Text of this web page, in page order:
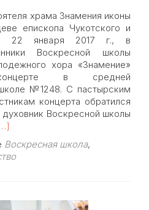
храма Знамения иконы
епископа Чукотского и
22 января 2017 г., в
Воскресной школы
хора «Знамение»
в средней
№1248. С пастырским
концерта обратился
Воскресной школы
Воскресная школа,